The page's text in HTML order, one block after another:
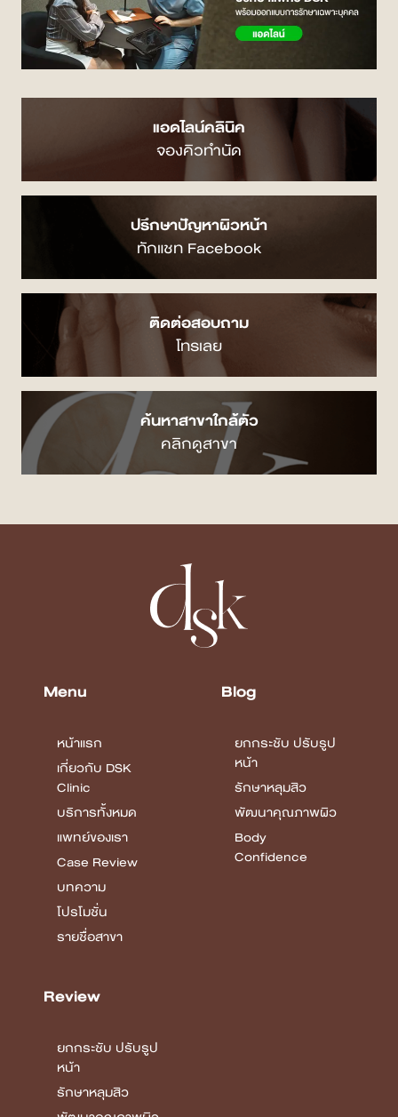
แอดไลน์คลินิค
จองคิวทำนัด
ปรึกษาปัญหาผิวหน้า
ทักแชท Facebook
ติดต่อสอบถาม
โทรเลย
ค้นหาสาขาใกล้ตัว
คลิกดูสาขา
Menu
หน้าแรก
เกี่ยวกับ DSK
Clinic
บริการทั้งหมด
แพทย์ของเรา
Case Review
บทความ
โปรโมชั่น
รายชื่อสาขา
Blog
ยกกระชับ ปรับรูป
หน้า
รักษาหลุมสิว
พัฒนาคุณภาพผิว
Body
Confidence
Review
ยกกระชับ ปรับรูป
หน้า
รักษาหลุมสิว